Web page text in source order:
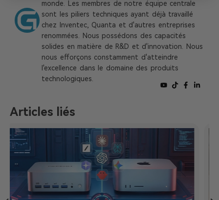
monde. Les membres de notre équipe centrale
sont les piliers techniques ayant déjà travaillé
chez Inventec, Quanta et d'autres entreprises
renommées. Nous possédons des capacités
solides en matière de R&D et d'innovation. Nous
nous efforçons constamment d'atteindre
l'excellence dans le domaine des produits
technologiques.
Articles liés